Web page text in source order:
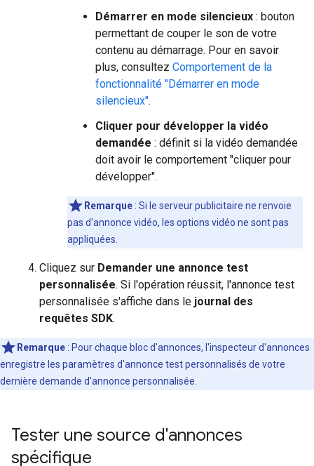
Démarrer en mode silencieux : bouton
permettant de couper le son de votre
contenu au démarrage. Pour en savoir
plus, consultez Comportement de la
fonctionnalité "Démarrer en mode
silencieux".
Cliquer pour développer la vidéo
demandée : définit si la vidéo demandée
doit avoir le comportement "cliquer pour
développer".
Remarque : Si le serveur publicitaire ne renvoie
pas d'annonce vidéo, les options vidéo ne sont pas
appliquées.
Cliquez sur Demander une annonce test
personnalisée. Si l'opération réussit, l'annonce test
personnalisée s'affiche dans le journal des
requêtes SDK.
Remarque : Pour chaque bloc d'annonces, l'inspecteur d'annonces
enregistre les paramètres d'annonce test personnalisés de votre
dernière demande d'annonce personnalisée.
Tester une source d'annonces
spécifique